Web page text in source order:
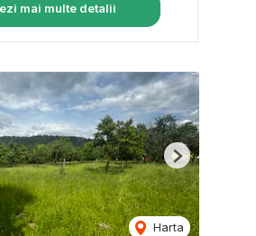
mai multe detalii
Harta
Next